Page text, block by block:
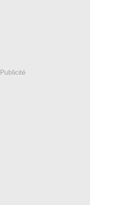
Publicité